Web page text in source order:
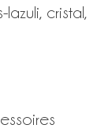
cristal,